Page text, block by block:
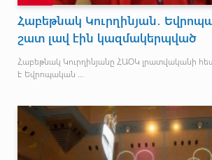
Հաբեթնակ Կուրղինյան․
շատ լավ էին կազմակերպված
Հաբեթնակ Կուրղինյանը ՀԱՕԿ լրատվականի
է Եվրոպական ...